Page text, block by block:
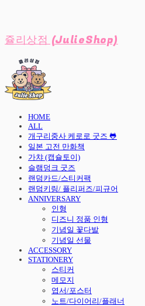
쥴리상점 (JulieShop)
HOME
ALL
개구리중사 케로로 굿즈 🐸
일본 고전 만화책
가챠 (캡슐토이)
슬램덩크 굿즈
랜덤카드/스티커팩
랜덤키링/ 플리퍼즈/피규어
ANNIVERSARY
인형
디즈니 정품 인형
기념일 꽃다발
기념일 선물
ACCESSORY
STATIONERY
스티커
메모지
엽서/포스터
노트/다이어리/플래너